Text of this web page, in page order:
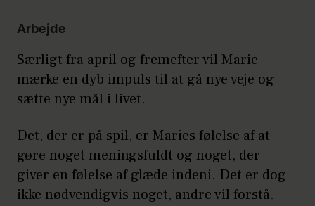
Arbejde
Særligt fra april og fremefter vil Marie
mærke en dyb impuls til at gå nye veje og
sætte nye mål i livet.
Det, der er på spil, er Maries følelse af at
gøre noget meningsfuldt og noget, der
giver en følelse af glæde indeni. Det er dog
ikke nødvendigvis noget, andre vil forstå.